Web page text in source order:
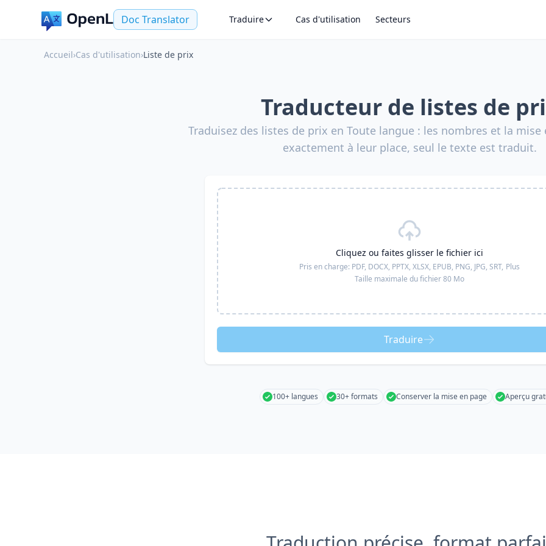
Doc Translator Traduire Cas d'utilisation Secteurs
Accueil›Cas d'utilisation›Liste de prix
Traducteur de listes de
Traduisez des listes de prix en Toute langue : les nombres et la
exactement à leur place, seul le texte est traduit.
Cliquez ou faites glisser le fichier ici
Pris en charge: PDF, DOCX, PPTX, XLSX, EPUB, PNG, JPG, SRT, Plus
Taille maximale du fichier 80 Mo
Traduire
100+ langues 30+ formats Conserver la mise en page Aperçu